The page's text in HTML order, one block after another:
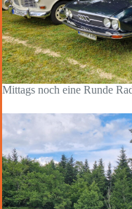
Mittags noch eine Runde